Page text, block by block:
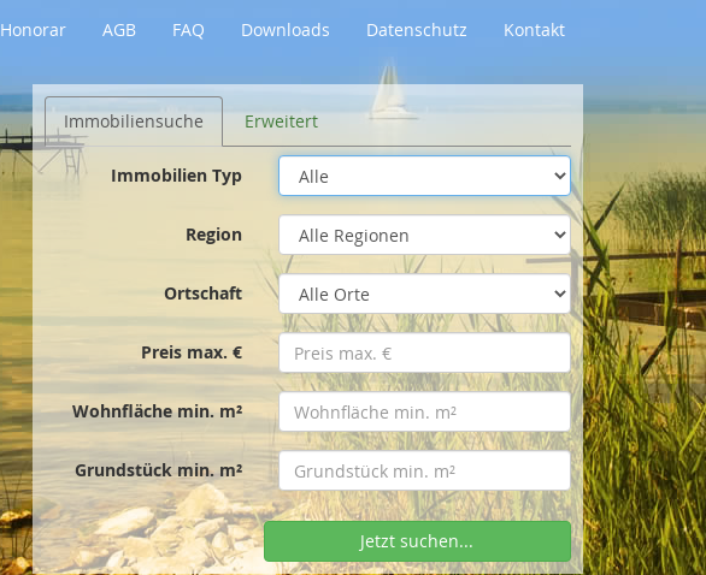
Honorar AGB FAQ Downloads Datenschutz Kontakt
Immobiliensuche Erweitert
Immobilien Typ
Region
Ortschaft
Preis max. €
Wohnfläche min. m²
Grundstück min. m²
Jetzt suchen...